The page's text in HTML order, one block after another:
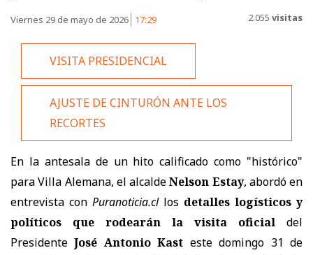
Viernes 29 de mayo de 2026 17:29 2.055 visitas
VISITA PRESIDENCIAL
AJUSTE DE CINTURÓN ANTE LOS
RECORTES
En la antesala de un hito calificado como "histórico"
para Villa Alemana, el alcaldeNelson Estay, abordó en
entrevista con Puranoticia.cllos detalles logísticos y
políticos que rodearán la visita oficial del
PresidenteJosé Antonio Kast este domingo 31 de